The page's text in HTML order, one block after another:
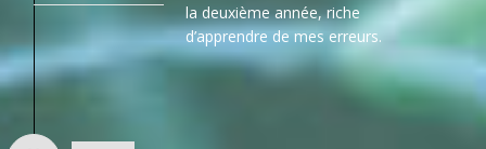
la deuxième année, riche
d’apprendre de mes erreurs.